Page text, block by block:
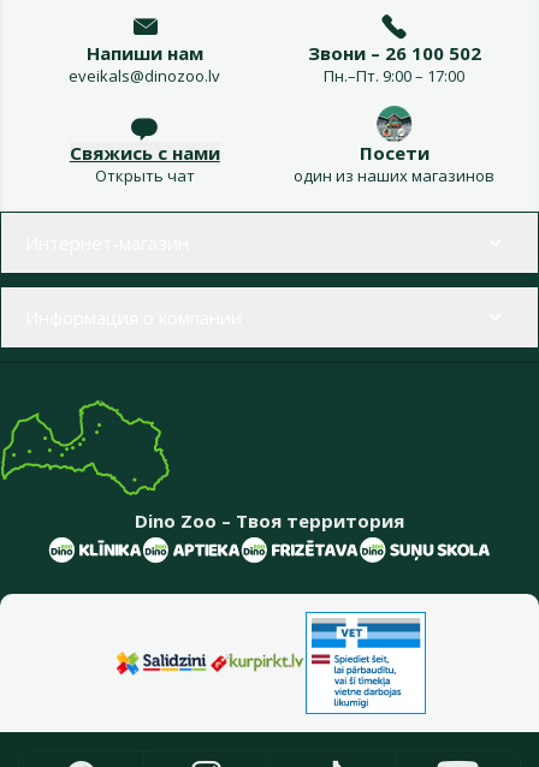
Напиши нам
eveikals@dinozoo.lv
Звони – 26 100 502
Пн.–Пт. 9:00 – 17:00
Свяжись с нами
Открыть чат
Посети
один из наших магазинов
Dino Zoo – Твоя территория